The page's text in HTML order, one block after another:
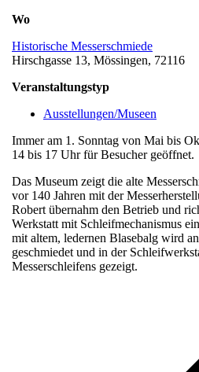
Wo
Historische Messerschmiede
Hirschgasse 13, Mössingen, 72116
Veranstaltungstyp
Ausstellungen/Museen
Immer am 1. Sonntag von Mai bis
14 bis 17 Uhr für Besucher geöffnet.
Das Museum zeigt die alte
vor 140 Jahren mit der
Robert übernahm den Betrieb und
Werkstatt mit Schleifmechanismus
mit altem, ledernen Blasebalg wird
geschmiedet und in der
Messerschleifens gezeigt.